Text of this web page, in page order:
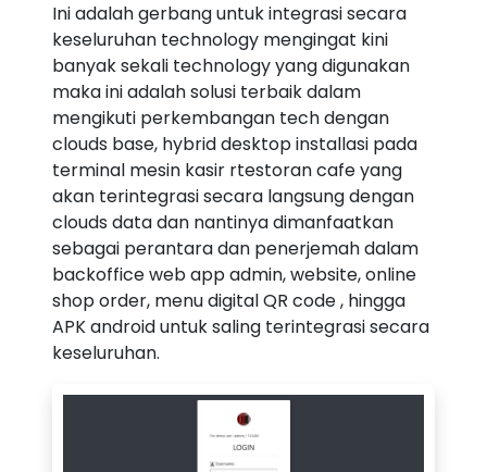
Ini adalah gerbang untuk integrasi secara
keseluruhan technology mengingat kini
banyak sekali technology yang digunakan
maka ini adalah solusi terbaik dalam
mengikuti perkembangan tech dengan
clouds base, hybrid desktop installasi pada
terminal mesin kasir rtestoran cafe yang
akan terintegrasi secara langsung dengan
clouds data dan nantinya dimanfaatkan
sebagai perantara dan penerjemah dalam
backoffice web app admin, website, online
shop order, menu digital QR code , hingga
APK android untuk saling terintegrasi secara
keseluruhan.